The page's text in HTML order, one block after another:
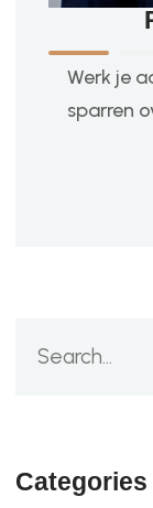
Werk je
sparren
Categories